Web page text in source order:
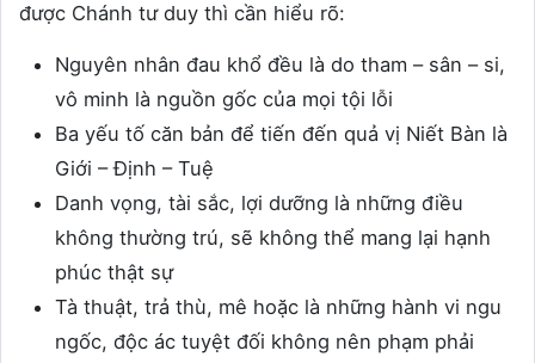
được Chánh tư duy thì cần hiểu rõ:
Nguyên nhân đau khổ đều là do tham – sân – si,
vô minh là nguồn gốc của mọi tội lỗi
Ba yếu tố căn bản để tiến đến quả vị Niết Bàn là
Giới – Định – Tuệ
Danh vọng, tài sắc, lợi dưỡng là những điều
không thường trú, sẽ không thể mang lại hạnh
phúc thật sự
Tà thuật, trả thù, mê hoặc là những hành vi ngu
ngốc, độc ác tuyệt đối không nên phạm phải